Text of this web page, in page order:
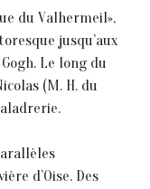
du Valhermeil»,
jusqu’aux
Le long du
(M. H. du
d’Oise. Des